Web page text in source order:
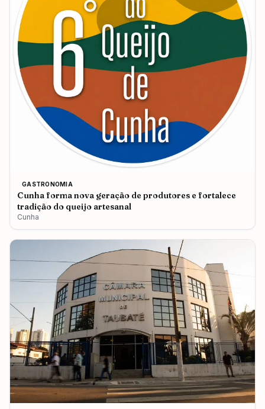
GASTRONOMIA
Cunha forma nova geração de produtores e fortalece
tradição do queijo artesanal
Cunha